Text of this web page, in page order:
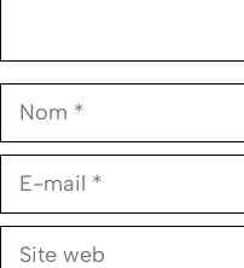
Nom
E-
Site